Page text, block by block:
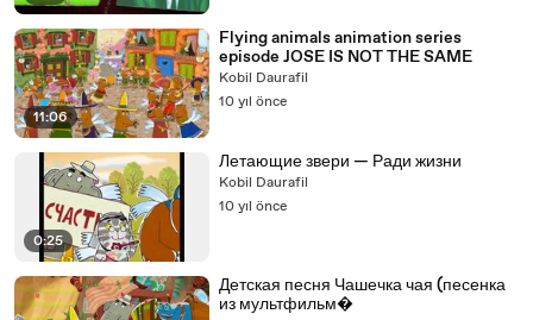
11:06
Flying animals animation series
episode JOSE IS NOT THE SAME
Kobil Daurafil
10 yıl önce
0:25
Летающие звери — Ради жизни
Kobil Daurafil
10 yıl önce
Детская песня Чашечка чая (песенка
из мультфильм�